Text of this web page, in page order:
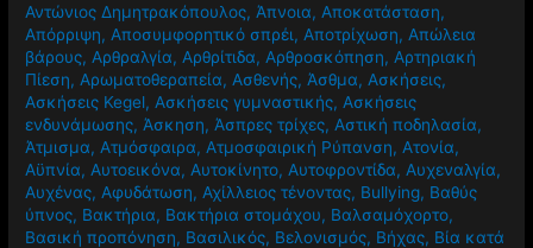
Αντώνιος Δημητρακόπουλος, Άπνοια, Αποκατάσταση,
Απόρριψη, Αποσυμφορητικό σπρέι, Αποτρίχωση, Απώλεια
βάρους, Αρθραλγία, Αρθρίτιδα, Αρθροσκόπηση, Αρτηριακή
Πίεση, Αρωματοθεραπεία, Ασθενής, Άσθμα, Ασκήσεις,
Ασκήσεις Kegel, Ασκήσεις γυμναστικής, Ασκήσεις
ενδυνάμωσης, Άσκηση, Άσπρες τρίχες, Αστική ποδηλασία,
Άτμισμα, Ατμόσφαιρα, Ατμοσφαιρική Ρύπανση, Ατονία,
Αϋπνία, Αυτοεικόνα, Αυτοκίνητο, Αυτοφροντίδα, Αυχεναλγία,
Αυχένας, Αφυδάτωση, Αχίλλειος τένοντας, Βullying, Βαθύς
ύπνος, Βακτήρια, Βακτήρια στομάχου, Βαλσαμόχορτο,
Βασική προπόνηση, Βασιλικός, Βελονισμός, Βήχας, Βία κατά